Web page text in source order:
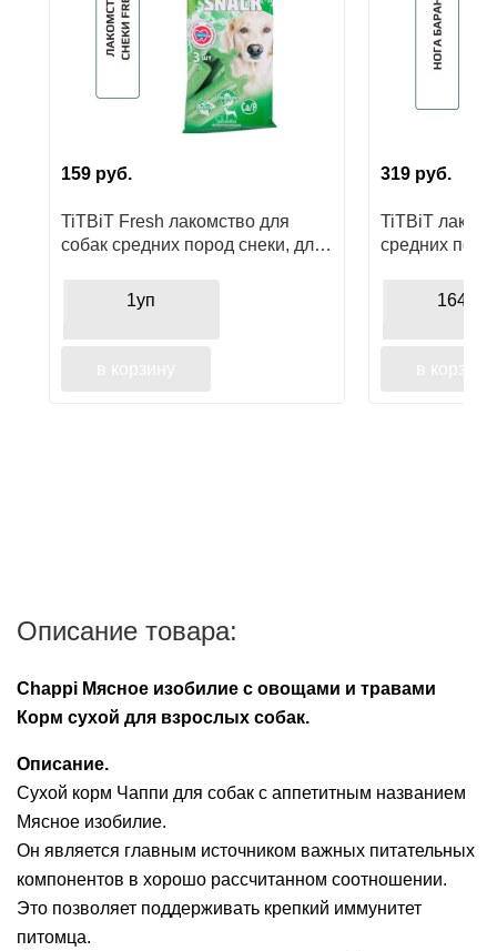
159 руб.
TiTBiT Fresh лакомство для
собак средних пород снеки, для
1уп
319 руб.
TiTBiT
средних
поощрения
164гр
Описание товара:
Chappi Мясное изобилие с овощами и травами
Корм сухой для взрослых собак.
Описание.
Сухой корм Чаппи для собак с аппетитным названием
Мясное изобилие.
Он является главным источником важных питательных
компонентов в хорошо рассчитанном соотношении.
Это позволяет поддерживать крепкий иммунитет
питомца.